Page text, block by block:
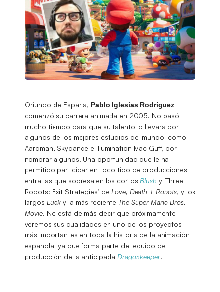
Oriundo de España, Pablo Iglesias Rodríguez
comenzó su carrera animada en 2005. No pasó
mucho tiempo para que su talento lo llevara por
algunos de los mejores estudios del mundo, como
Aardman, Skydance e Illumination Mac Guff, por
nombrar algunos. Una oportunidad que le ha
permitido participar en todo tipo de producciones
entra las que sobresalen los cortos Blush y ‘Three
Robots: Exit Strategies’ de Love, Death + Robots, y los
largos Luck y la más reciente The Super Mario Bros.
Movie. No está de más decir que próximamente
veremos sus cualidades en uno de los proyectos
más importantes en toda la historia de la animación
española, ya que forma parte del equipo de
producción de la anticipada Dragonkeeper.